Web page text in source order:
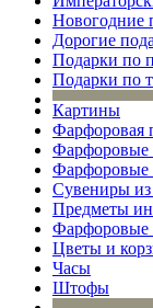
Новогодние
Дорогие
Подарки по
Подарки по
Картины
Фарфоровая
Фарфоровые
Фарфоровые
Сувениры
Предметы
Фарфоровые
Цветы и
Часы
Штофы